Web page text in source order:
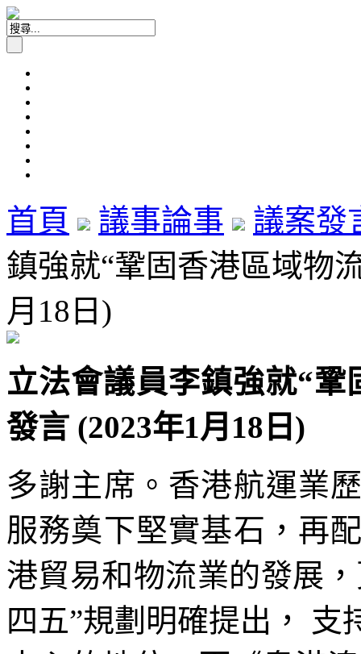
首頁 議事論事
議案發
鎮強就“鞏固香港區域物
月18日)
立法會議員李鎮強就“
發言 (2023年1月18日)
多謝主席。香港航運業
服務奠下堅實基石，再
港貿易和物流業的發展
四五”規劃明確提出，